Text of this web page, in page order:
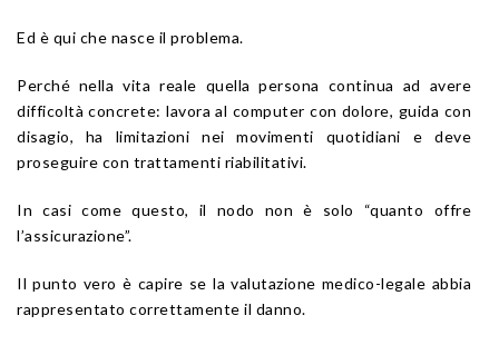
Ed è qui che nasce il problema.
Perché nella vita reale quella persona continua ad avere
difficoltà concrete: lavora al computer con dolore, guida con
disagio, ha limitazioni nei movimenti quotidiani e deve
proseguire con trattamenti riabilitativi.
In casi come questo, il nodo non è solo “quanto offre
l’assicurazione”.
Il punto vero è capire se la valutazione medico-legale abbia
rappresentato correttamente il danno.